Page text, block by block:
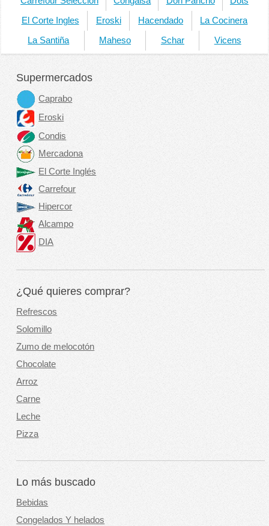
El Corte Ingles Eroski Hacendado La Cocinera
La Santiña Maheso Schar Vicens
Supermercados
Caprabo
Eroski
Condis
Mercadona
El Corte Inglés
Carrefour
Hipercor
Alcampo
DIA
¿Qué quieres comprar?
Refrescos
Solomillo
Zumo de melocotón
Chocolate
Arroz
Carne
Leche
Pizza
Lo más buscado
Bebidas
Congelados Y helados